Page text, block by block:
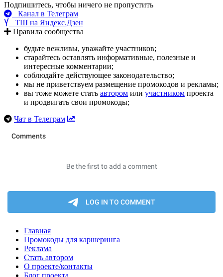
Подпишитесь, чтобы ничего не пропустить
Канал в Телеграм
ТШ на Яндекс.Дзен
Правила сообщества
будьте вежливы, уважайте участников;
старайтесь оставлять информативные, полезные и
интересные комментарии;
соблюдайте действующее законодательство;
мы не приветствуем размещение промокодов и рекламы;
вы тоже можете стать автором или участником проекта
и продвигать свои промокоды;
Чат в Телеграм
Главная
Промокоды для каршеринга
Реклама
Стать автором
О проекте/контакты